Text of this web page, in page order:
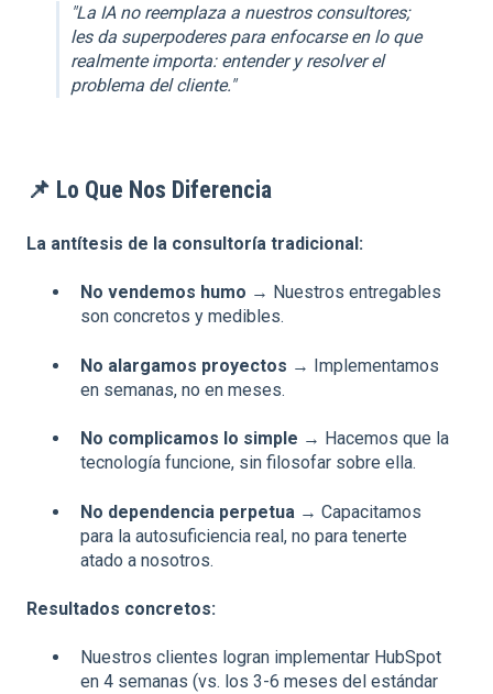
"La IA no reemplaza a nuestros consultores;
les da superpoderes para enfocarse en lo que
realmente importa: entender y resolver el
problema del cliente."
📌 Lo Que Nos Diferencia
La antítesis de la consultoría tradicional:
No vendemos humo → Nuestros entregables
son concretos y medibles.
No alargamos proyectos → Implementamos
en semanas, no en meses.
No complicamos lo simple → Hacemos que la
tecnología funcione, sin filosofar sobre ella.
No dependencia perpetua → Capacitamos
para la autosuficiencia real, no para tenerte
atado a nosotros.
Resultados concretos:
Nuestros clientes logran implementar HubSpot
en 4 semanas (vs. los 3-6 meses del estándar